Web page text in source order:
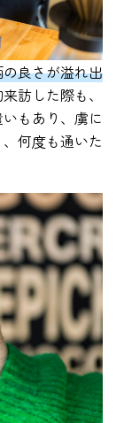
良さが溢れ出
訪した際も、
もあり、虜に
何度も通いた